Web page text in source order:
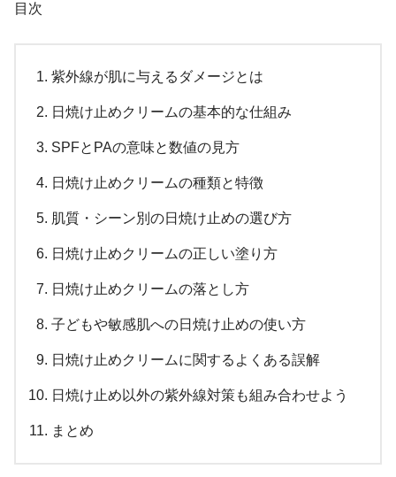
目次
紫外線が肌に与えるダメージとは
日焼け止めクリームの基本的な仕組み
SPFとPAの意味と数値の見方
日焼け止めクリームの種類と特徴
肌質・シーン別の日焼け止めの選び方
日焼け止めクリームの正しい塗り方
日焼け止めクリームの落とし方
子どもや敏感肌への日焼け止めの使い方
日焼け止めクリームに関するよくある誤解
日焼け止め以外の紫外線対策も組み合わせよう
まとめ